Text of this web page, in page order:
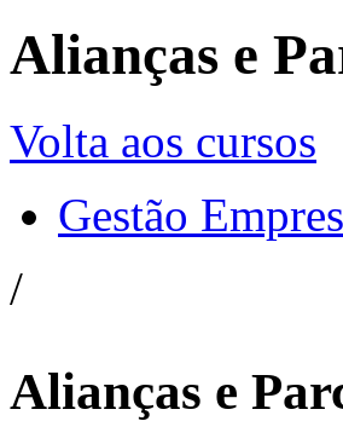
Alianças e
Volta aos cursos
Gestão
/
Alianças e